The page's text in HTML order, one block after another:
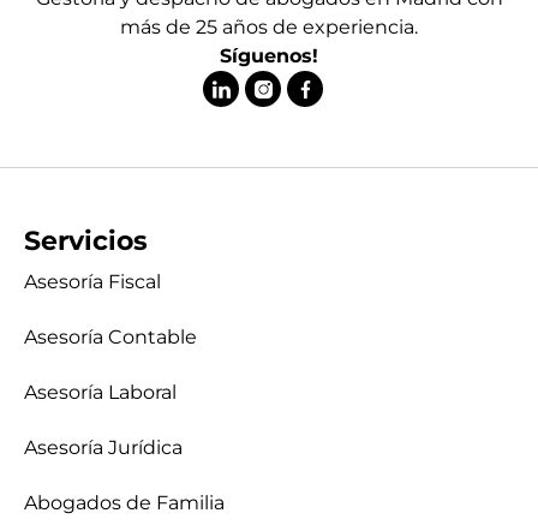
más de 25 años de experiencia.
Síguenos!
Servicios
Asesoría Fiscal
Asesoría Contable
Asesoría Laboral
Asesoría Jurídica
Abogados de Familia